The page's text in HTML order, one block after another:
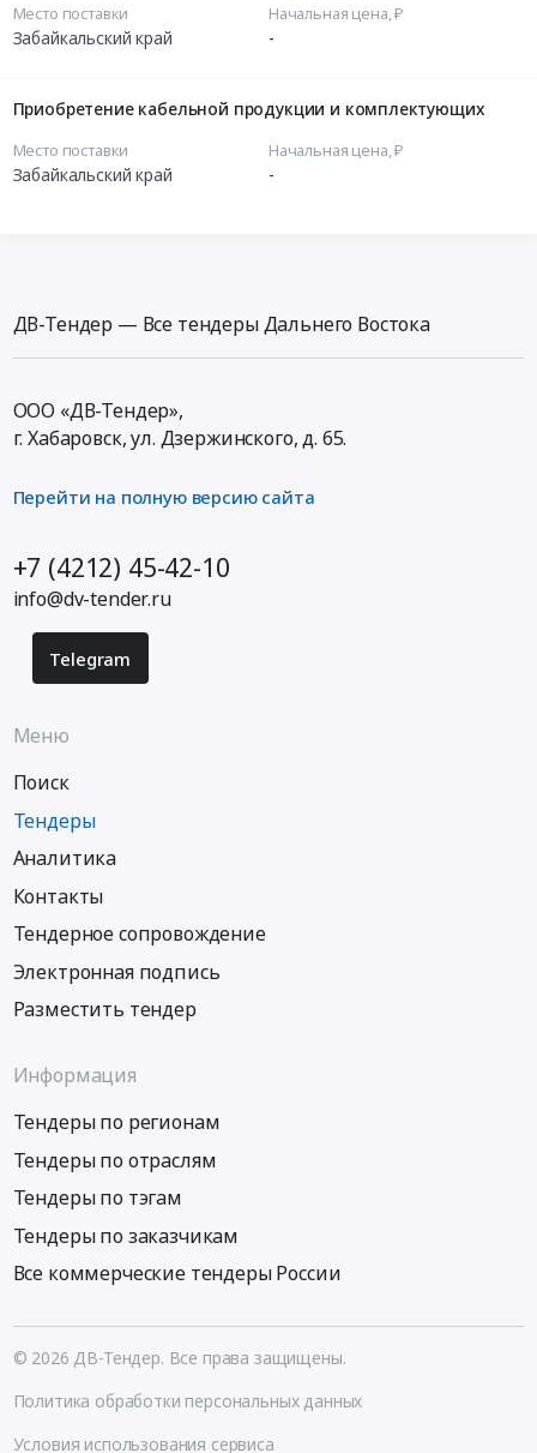
Место поставки
Забайкальский край
Начальная цена, ₽
-
Приобретение кабельной продукции и комплектующих
Место поставки
Забайкальский край
Начальная цена, ₽
-
ДВ-Тендер — Все тендеры Дальнего Востока
ООО «ДВ-Тендер»,
г. Хабаровск,ул. Дзержинского, д. 65.
Перейти на полную версию сайта
+7 (4212) 45-42-10
info@dv-tender.ru
Telegram
Меню
Поиск
Тендеры
Аналитика
Контакты
Тендерное сопровождение
Электронная подпись
Разместить тендер
Информация
Тендеры по регионам
Тендеры по отраслям
Тендеры по тэгам
Тендеры по заказчикам
Все коммерческие тендеры России
© 2026 ДВ-Тендер. Все права защищены.
Политика обработки персональных данных
Условия использования сервиса